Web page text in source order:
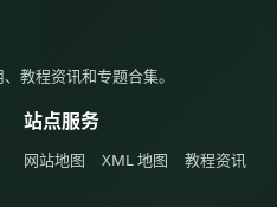
教程资讯和专题合集。
站点服务
网站地图 XML 地图 教程资讯